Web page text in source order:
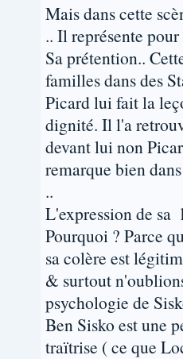
Mais dans cette
.. Il représente
Sa prétention..
familles dans des
Picard lui fait la
dignité. Il l'a
devant lui non
remarque bien
..
L'expression de sa
Pourquoi ? Parce
sa colère est
& surtout
psychologie de
Ben Sisko est une
traïtrise ( ce que